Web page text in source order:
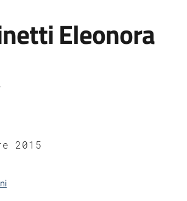
Eleonora
2015